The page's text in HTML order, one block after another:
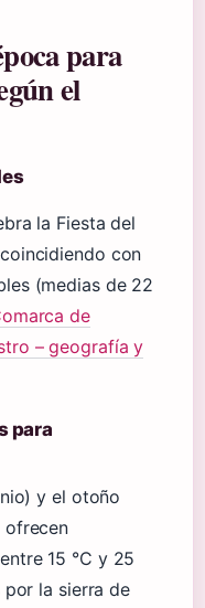
para
el
la Fiesta del
con
(medias de 22
de
– geografía y
para
y el otoño
ofrecen
15 °C y 25
por la sierra de